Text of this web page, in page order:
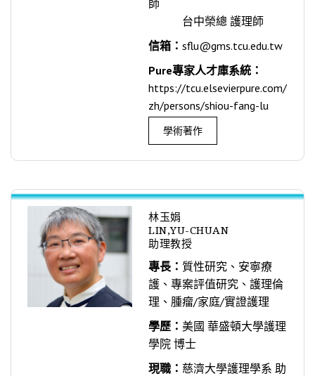
師
台中榮總 護理師
信箱： sflu@gms.tcu.edu.tw
Pure專家人才庫系統：
https://tcu.elsevierpure.com/
zh/persons/shiou-fang-lu
學術著作
林玉娟
LIN,YU-CHUAN
助理教授
專長： 質性研究、安寧療
護、專案評值研究、護理倫
理、腫瘤/家庭/實證護理
學歷： 美國 華盛頓大學護理
學院 博士
現職： 慈濟大學護理學系 助